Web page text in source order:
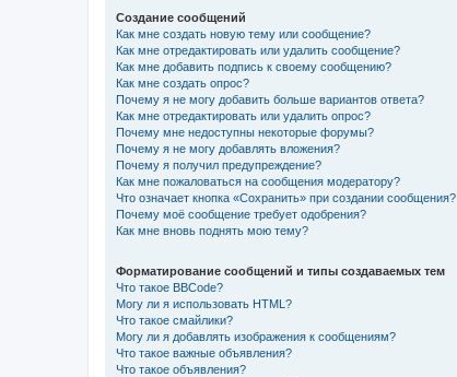
Создание сообщений
Как мне создать новую тему или сообщение?
Как мне отредактировать или удалить сообщение?
Как мне добавить подпись к своему сообщению?
Как мне создать опрос?
Почему я не могу добавить больше вариантов ответа?
Как мне отредактировать или удалить опрос?
Почему мне недоступны некоторые форумы?
Почему я не могу добавлять вложения?
Почему я получил предупреждение?
Как мне пожаловаться на сообщения модератору?
Что означает кнопка «Сохранить» при создании сообщения?
Почему моё сообщение требует одобрения?
Как мне вновь поднять мою тему?
Форматирование сообщений и типы создаваемых тем
Что такое BBCode?
Могу ли я использовать HTML?
Что такое смайлики?
Могу ли я добавлять изображения к сообщениям?
Что такое важные объявления?
Что такое объявления?